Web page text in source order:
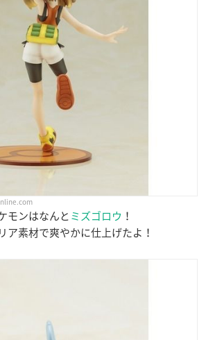
モンはなんとミズゴロウ ！
ア素材で爽やかに仕上げたよ！